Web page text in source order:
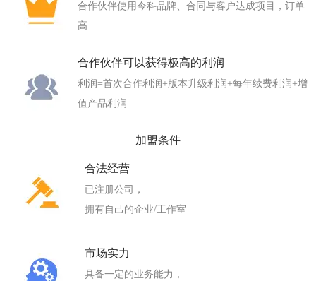
合作伙伴使用今科品牌、合同与客户达成项目，订单
高
合作伙伴可以获得极高的利润
利润=首次合作利润+版本升级利润+每年续费利润+增
值产品利润
加盟条件
合法经营
已注册公司，
拥有自己的企业/工作室
市场实力
具备一定的业务能力，